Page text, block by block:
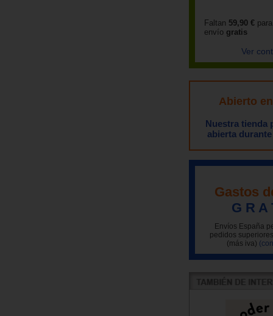
Faltan 59,90 €
envío gratis
Ver
Abierto
Nuestra tienda
abierta
Gastos
G R A
Envíos España
pedidos
(más iva)